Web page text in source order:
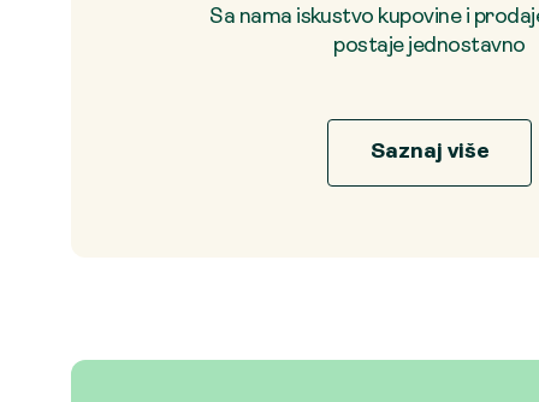
Sa nama iskustvo kupovine i
postaje jednostavno
Saznaj više